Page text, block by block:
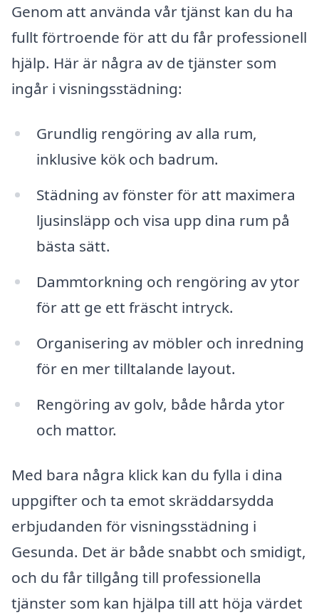
Genom att använda vår tjänst kan du ha
fullt förtroende för att du får professionell
hjälp. Här är några av de tjänster som
ingår i visningsstädning:
Grundlig rengöring av alla rum,
inklusive kök och badrum.
Städning av fönster för att maximera
ljusinsläpp och visa upp dina rum på
bästa sätt.
Dammtorkning och rengöring av ytor
för att ge ett fräscht intryck.
Organisering av möbler och inredning
för en mer tilltalande layout.
Rengöring av golv, både hårda ytor
och mattor.
Med bara några klick kan du fylla i dina
uppgifter och ta emot skräddarsydda
erbjudanden för visningsstädning i
Gesunda. Det är både snabbt och smidigt,
och du får tillgång till professionella
tjänster som kan hjälpa till att höja värdet